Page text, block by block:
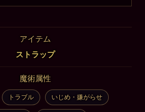
アイテム
ストラップ
魔術属性
トラブル いじめ・嫌がらせ